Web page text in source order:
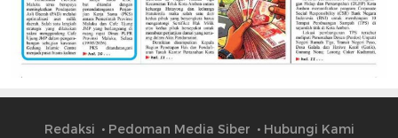
Redaksi Pedoman Media Siber Hubungi Kami